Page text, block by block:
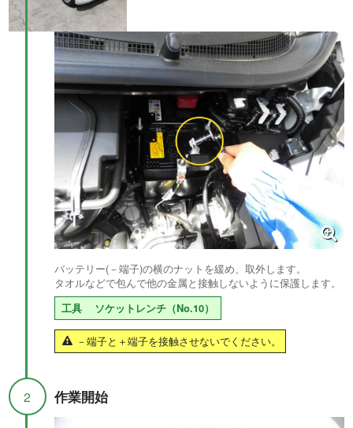
バッテリー(－端子)の横のナットを緩め、取外します。
タオルなどで包んで他の金属と接触しないように保護します。
工具
ソケットレンチ（No.10）
－端子と＋端子を接触させないでください。
2 作業開始